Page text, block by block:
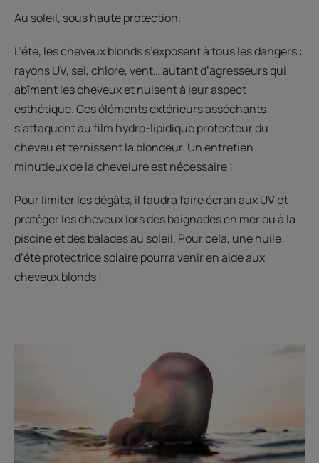
Au soleil, sous haute protection.
L’été, les cheveux blonds s’exposent à tous les dangers :
rayons UV, sel, chlore, vent… autant d’agresseurs qui
abîment les cheveux et nuisent à leur aspect
esthétique. Ces éléments extérieurs asséchants
s’attaquent au film hydro-lipidique protecteur du
cheveu et ternissent la blondeur. Un entretien
minutieux de la chevelure est nécessaire !
Pour limiter les dégâts, il faudra faire écran aux UV et
protéger les cheveux lors des baignades en mer ou à la
piscine et des balades au soleil. Pour cela, une huile
d’été protectrice solaire pourra venir en aide aux
cheveux blonds !